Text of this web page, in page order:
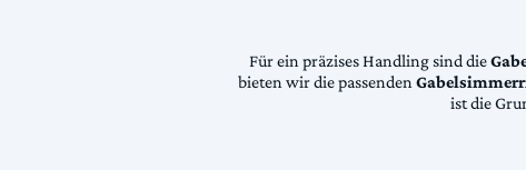
Für ein präzises Handling sind die
bieten wir die passenden
ist die